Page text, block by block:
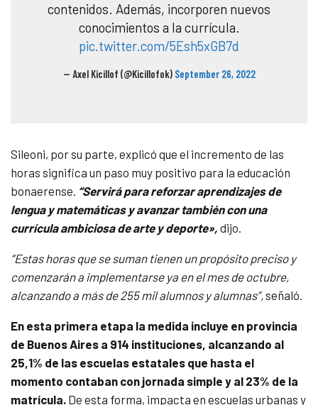
contenidos. Además, incorporen nuevos
conocimientos a la currícula.
pic.twitter.com/5Esh5xGB7d
— Axel Kicillof (@Kicillofok) September 26, 2022
Sileoni, por su parte, explicó que el incremento de las
horas significa un paso muy positivo para la educación
bonaerense. “Servirá para reforzar aprendizajes de
lengua y matemáticas y avanzar también con una
currícula ambiciosa de arte y deporte», dijo.
“Estas horas que se suman tienen un propósito preciso y
comenzarán a implementarse ya en el mes de octubre,
alcanzando a más de 255 mil alumnos y alumnas”,señaló.
En esta primera etapa la medida incluye en provincia
de Buenos Aires a 914 instituciones, alcanzando al
25,1% de las escuelas estatales que hasta el
momento contaban con jornada simple y al 23% de la
matrícula. De esta forma, impacta en escuelas urbanas y